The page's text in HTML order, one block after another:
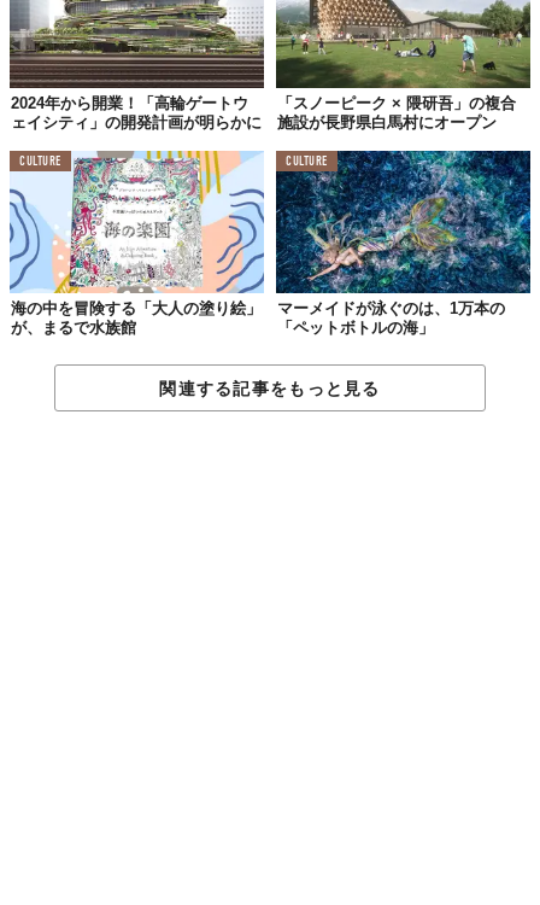
壁一面の大きな窓が特徴的なラグジュアリー・スイート《誠波／
せいは》。部屋を四方に囲む水の縁側（池）と相模湾が一体に。
2024年から開業！「高輪ゲートウ
ェイシティ」の開発計画が明らかに
「スノーピーク × 隈研吾」の複合
施設が長野県白馬村にオープン
CULTURE
海の中を冒険する「大人の塗り絵」
が、まるで水族館
CULTURE
マーメイドが泳ぐのは、1万本の
「ペットボトルの海」
関連する記事をもっと見る